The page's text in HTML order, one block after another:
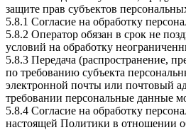
защите прав субъектов
5.8.1 Согласие на обработку
5.8.2 Оператор обязан в срок не
условий на обработку
5.8.3 Передача (распространение,
по требованию субъекта
электронной почты или почтовый
требовании персональные данные
5.8.4 Согласие на обработку
настоящей Политики в отношении